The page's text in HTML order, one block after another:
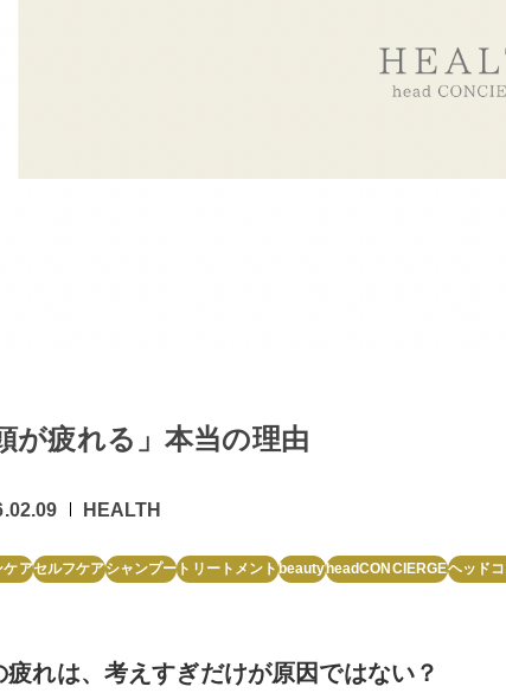
が疲れる」本当の理由
HEALTH
ケアセルフケアシャンプートリートメントbeautyheadCONCIERGEヘッド
疲れは、考えすぎだけが原因ではない？